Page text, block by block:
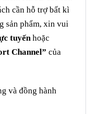
cần hỗ trợ bất kì
sản phẩm, xin vui
tuyến hoặc
Channel” của
và đồng hành